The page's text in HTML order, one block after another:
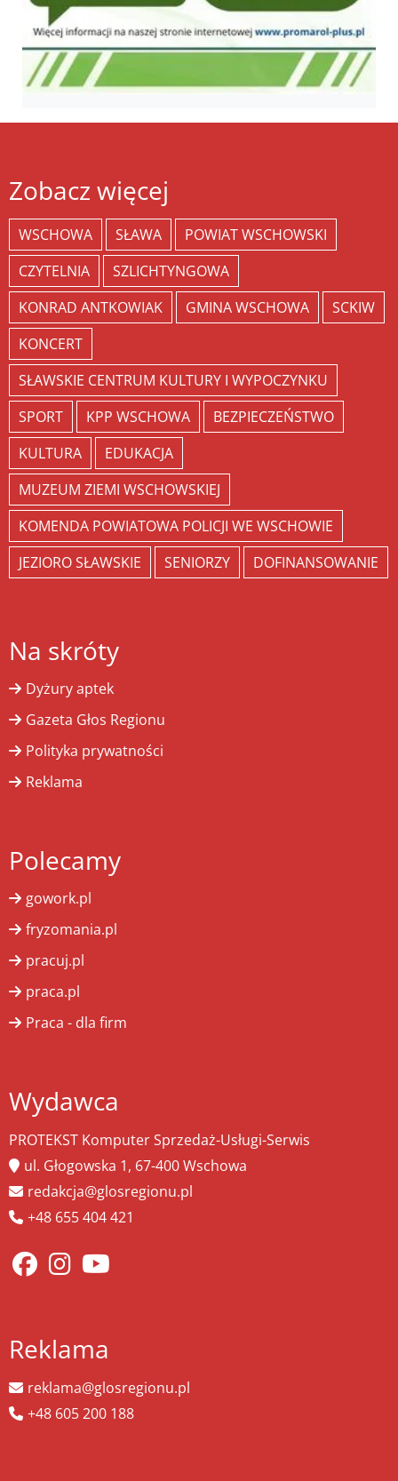
Zobacz więcej
WSCHOWA SŁAWA
POWIAT WSCHOWSKI
CZYTELNIA
SZLICHTYNGOWA
KONRAD ANTKOWIAK
GMINA WSCHOWA
SCKIW
KONCERT
SŁAWSKIE CENTRUM KULTURY I WYPOCZYNKU
SPORT
KPP WSCHOWA
BEZPIECZEŃSTWO
KULTURA
EDUKACJA
MUZEUM ZIEMI WSCHOWSKIEJ
KOMENDA POWIATOWA POLICJI WE WSCHOWIE
JEZIORO SŁAWSKIE
SENIORZY DOFINANSOWANIE
Na skróty
Dyżury aptek
Gazeta Głos Regionu
Polityka prywatności
Reklama
Polecamy
gowork.pl
fryzomania.pl
pracuj.pl
praca.pl
Praca - dla firm
Wydawca
PROTEKST Komputer Sprzedaż-Usługi-Serwis
ul. Głogowska 1, 67-400 Wschowa
redakcja@glosregionu.pl
+48 655 404 421
Reklama
reklama@glosregionu.pl
+48 605 200 188